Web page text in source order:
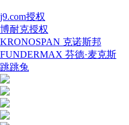
j9.com授权
博耐克授权
KRONOSPAN 克诺斯邦
FUNDERMAX 芬德·麦克斯
跳跳兔